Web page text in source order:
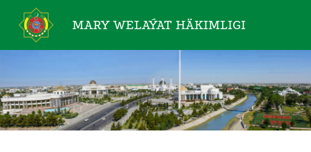
MARY WELAÝAT HÄKIMLIGI